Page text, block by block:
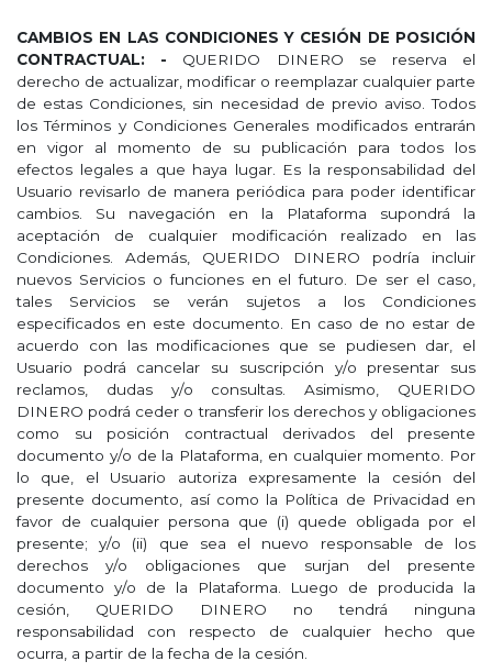
CAMBIOS EN LAS CONDICIONES Y CESIÓN DE POSICIÓN
CONTRACTUAL: - QUERIDO DINERO se reserva el
derecho de actualizar, modificar o reemplazar cualquier parte
de estas Condiciones, sin necesidad de previo aviso. Todos
los Términos y Condiciones Generales modificados entrarán
en vigor al momento de su publicación para todos los
efectos legales a que haya lugar. Es la responsabilidad del
Usuario revisarlo de manera periódica para poder identificar
cambios. Su navegación en la Plataforma supondrá la
aceptación de cualquier modificación realizado en las
Condiciones. Además, QUERIDO DINERO podría incluir
nuevos Servicios o funciones en el futuro. De ser el caso,
tales Servicios se verán sujetos a los Condiciones
especificados en este documento. En caso de no estar de
acuerdo con las modificaciones que se pudiesen dar, el
Usuario podrá cancelar su suscripción y/o presentar sus
reclamos, dudas y/o consultas. Asimismo, QUERIDO
DINERO podrá ceder o transferir los derechos y obligaciones
como su posición contractual derivados del presente
documento y/o de la Plataforma, en cualquier momento. Por
lo que, el Usuario autoriza expresamente la cesión del
presente documento, así como la Política de Privacidad en
favor de cualquier persona que (i) quede obligada por el
presente; y/o (ii) que sea el nuevo responsable de los
derechos y/o obligaciones que surjan del presente
documento y/o de la Plataforma. Luego de producida la
cesión, QUERIDO DINERO no tendrá ninguna
responsabilidad con respecto de cualquier hecho que
ocurra, a partir de la fecha de la cesión.